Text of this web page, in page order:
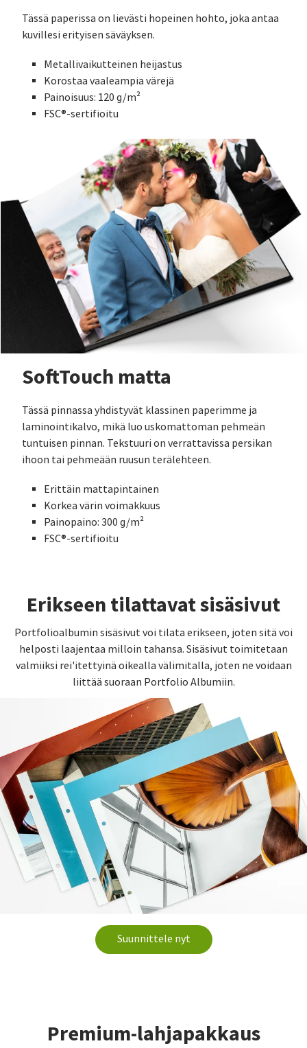
Tässä paperissa on lievästi hopeinen hohto, joka antaa
kuvillesi erityisen säväyksen.
Metallivaikutteinen heijastus
Korostaa vaaleampia värejä
Painoisuus: 120 g/m²
FSC®-sertifioitu
SoftTouch matta
Tässä pinnassa yhdistyvät klassinen paperimme ja
laminointikalvo, mikä luo uskomattoman pehmeän
tuntuisen pinnan. Tekstuuri on verrattavissa persikan
ihoon tai pehmeään ruusun terälehteen.
Erittäin mattapintainen
Korkea värin voimakkuus
Painopaino: 300 g/m²
FSC®-sertifioitu
Erikseen tilattavat sisäsivut
Portfolioalbumin sisäsivut voi tilata erikseen, joten sitä voi
helposti laajentaa milloin tahansa. Sisäsivut toimitetaan
valmiiksi rei'itettyinä oikealla välimitalla, joten ne voidaan
liittää suoraan Portfolio Albumiin.
Suunnittele nyt
Premium-lahjapakkaus